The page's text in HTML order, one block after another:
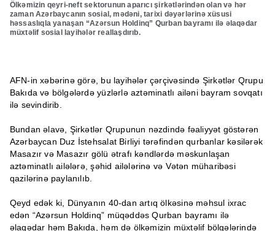
Ölkəmizin qeyri-neft sektorunun aparıcı şirkətlərindən olan və hər
zaman Azərbaycanın sosial, mədəni, tarixi dəyərlərinə xüsusi
həssaslıqla yanaşan “Azərsun Holdinq” Qurban bayramı ilə əlaqədar
müxtəlif sosial layihələr reallaşdırıb.
AFN-in xəbərinə görə, bu layihələr çərçivəsində Şirkətlər Qrupu
Bakıda və bölgələrdə yüzlərlə aztəminatlı ailəni bayram sovqatı
ilə sevindirib.
Bundan əlavə, Şirkətlər Qrupunun nəzdində fəaliyyət göstərən
Azərbaycan Duz İstehsalat Birliyi tərəfindən qurbanlar kəsilərək
Masazır və Masazır gölü ətrafı kəndlərdə məskunlaşan
aztəminatlı ailələrə, şəhid ailələrinə və Vətən müharibəsi
qazilərinə paylanılıb.
Qeyd edək ki, Dünyanın 40-dan artıq ölkəsinə məhsul ixrac
edən “Azərsun Holdinq” müqəddəs Qurban bayramı ilə
əlaqədar həm Bakıda, həm də ölkəmizin müxtəlif bölgələrində